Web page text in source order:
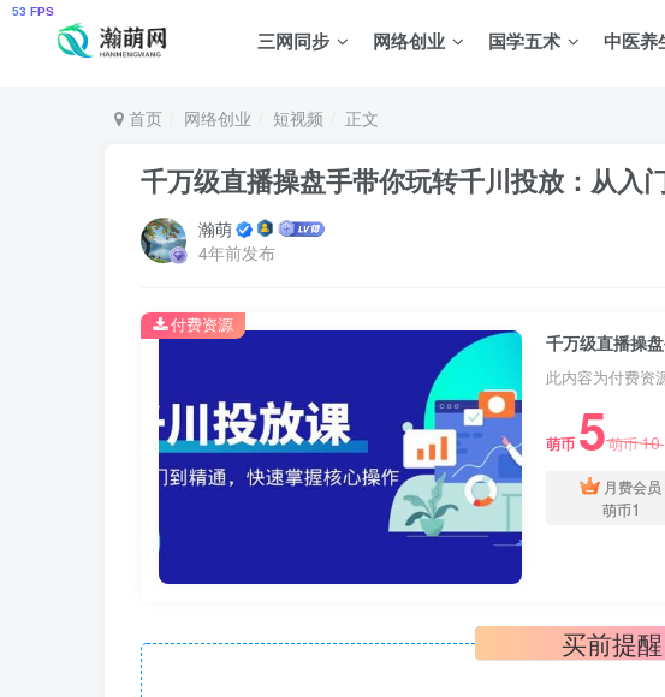
三网同步 网络创业 国学五术 中医养
首页 网络创业 短视频 正文
千万级直播操盘手带你玩转千川投放：从入
瀚萌
4年前发布
此内容为付费资
萌币 5萌币10
月费会员
萌币1
付费资源
买前提醒